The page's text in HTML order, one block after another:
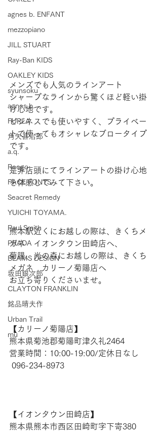
agnes b. ENFANT
mezzopiano
JILL STUART
Ray-Ban KIDS
OAKLEY KIDS
syunsoku
agnes b.
FURLA
角矢甚治郎
a.q.
Reego
FACE FONTS
Seacret Remedy
YUICHI TOYAMA.
Paul Smith
PRADA
BEAMS DESIGN
坂田銀次郎
CLAYTON FRANKLIN
銘品晴夫作
Urban Trail
mu
メンズでも人気のラインアート
シャープなラインから驚くほど軽い掛
け心地です。
ビジネスでも使いやすく、プライベー
トで使ってもオシャレなブロータイプ
です。
是非店頭にてラインアートの掛け心地
を体感してみて下さい。
熊本駅近くにお越しの際は、きくちメ
ガネ　イオンタウン田崎店へ、
菊陽、光の森にお越しの際は、きくち
メガネ　カリーノ菊陽店へ
お立ち寄りくださいませ。
【​カリーノ菊陽店】
熊本県菊池郡菊陽町津久礼2464
営業時間：10:00-19:00/定休日なし
096-234-8973
【​イオンタウン田崎店】
熊本県熊本市西区田崎町字下寄380